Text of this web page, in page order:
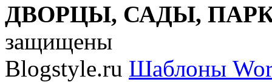
ДВОРЦЫ, САДЫ,
защищены
Blogstyle.ru Шаблоны